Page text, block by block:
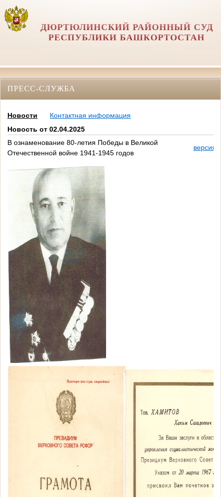
ДЮРТЮЛИНСКИЙ РАЙОННЫЙ СУД
РЕСПУБЛИКИ БАШКОРТОСТАН
ПРЕСС-СЛУЖБА
Новости
Контактная информация
Новость от 02.04.2025
В ознаменование 80-летия Победы в Великой
Отечественной войне 1941-1945 годов
версия